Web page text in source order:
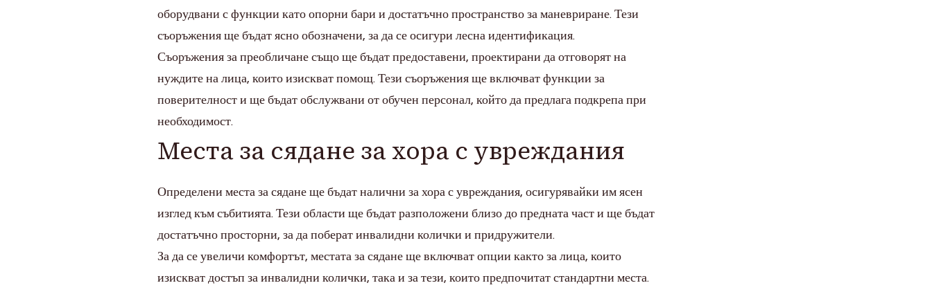
оборудвани с функции като опорни бари и достатъчно пространство за маневриране. Тези
съоръжения ще бъдат ясно обозначени, за да се осигури лесна идентификация.
Съоръжения за преобличане също ще бъдат предоставени, проектирани да отговорят на
нуждите на лица, които изискват помощ. Тези съоръжения ще включват функции за
поверителност и ще бъдат обслужвани от обучен персонал, който да предлага подкрепа при
необходимост.
Места за сядане за хора с увреждания
Определени места за сядане ще бъдат налични за хора с увреждания, осигурявайки им ясен
изглед към събитията. Тези области ще бъдат разположени близо до предната част и ще бъдат
достатъчно просторни, за да поберат инвалидни колички и придружители.
За да се увеличи комфортът, местата за сядане ще включват опции както за лица, които
изискват достъп за инвалидни колички, така и за тези, които предпочитат стандартни места.